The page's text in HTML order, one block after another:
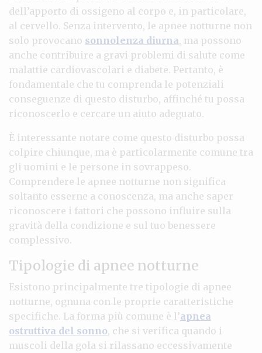
dell’apporto di ossigeno al corpo e, in particolare,
al cervello. Senza intervento, le apnee notturne non
solo provocano sonnolenza diurna, ma possono
anche contribuire a gravi problemi di salute come
malattie cardiovascolari e diabete. Pertanto, è
fondamentale che tu comprenda le potenziali
conseguenze di questo disturbo, affinché tu possa
riconoscerlo e cercare un aiuto adeguato.
È interessante notare come questo disturbo possa
colpire chiunque, ma è particolarmente comune tra
gli uomini e le persone in sovrappeso.
Comprendere le apnee notturne non significa
soltanto esserne a conoscenza, ma anche saper
riconoscere i fattori che possono influire sulla
gravità della condizione e sul tuo benessere
complessivo.
Tipologie di apnee notturne
Esistono principalmente tre tipologie di apnee
notturne, ognuna con le proprie caratteristiche
specifiche. La forma più comune è l’apnea
ostruttiva del sonno, che si verifica quando i
muscoli della gola si rilassano eccessivamente